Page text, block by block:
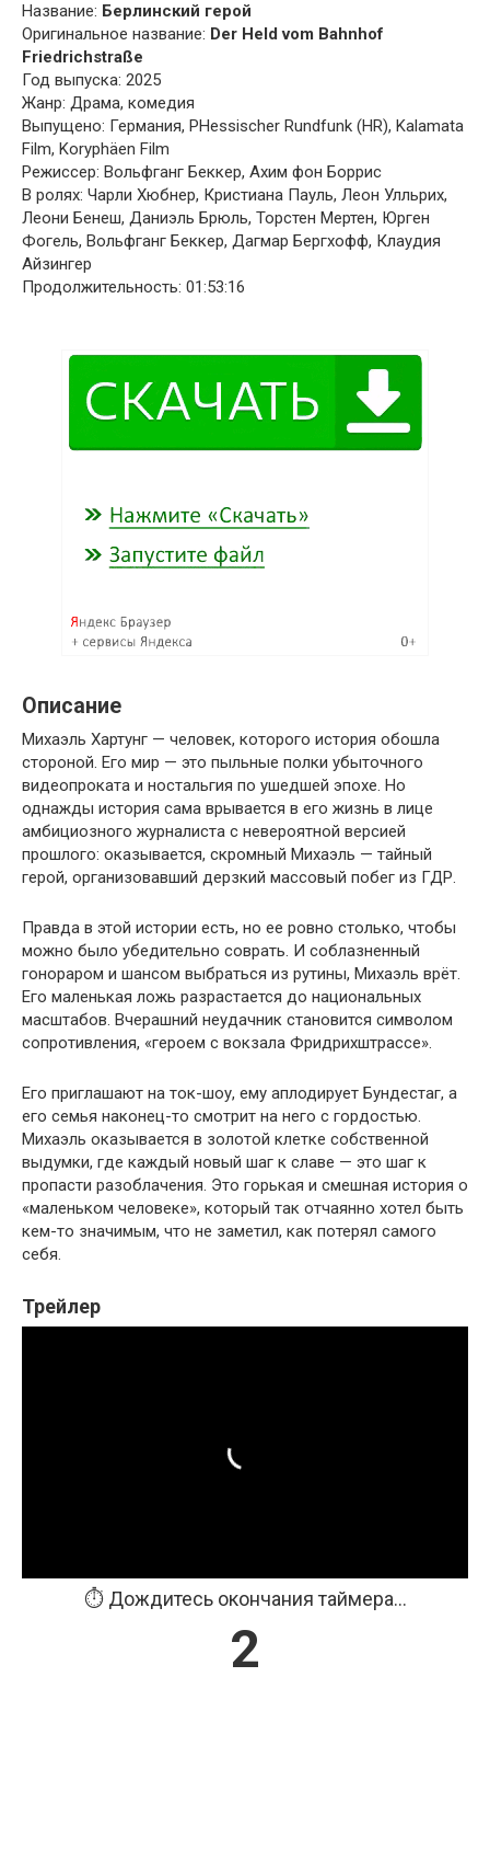
Название: Берлинский герой
Оригинальное название: Der Held vom Bahnhof
Friedrichstraße
Год выпуска: 2025
Жанр: Драма, комедия
Выпущено: Германия, PHessischer Rundfunk (HR), Kalamata
Film, Koryphäen Film
Режиссер: Вольфганг Беккер, Ахим фон Боррис
В ролях: Чарли Хюбнер, Кристиана Пауль, Леон Улльрих,
Леони Бенеш, Даниэль Брюль, Торстен Мертен, Юрген
Фогель, Вольфганг Беккер, Дагмар Бергхофф, Клаудия
Айзингер
Продолжительность: 01:53:16
Описание
Михаэль Хартунг — человек, которого история обошла
стороной. Его мир — это пыльные полки убыточного
видеопроката и ностальгия по ушедшей эпохе. Но
однажды история сама врывается в его жизнь в лице
амбициозного журналиста с невероятной версией
прошлого: оказывается, скромный Михаэль — тайный
герой, организовавший дерзкий массовый побег из ГДР.
Правда в этой истории есть, но ее ровно столько, чтобы
можно было убедительно соврать. И соблазненный
гонораром и шансом выбраться из рутины, Михаэль врёт.
Его маленькая ложь разрастается до национальных
масштабов. Вчерашний неудачник становится символом
сопротивления, «героем с вокзала Фридрихштрассе».
Его приглашают на ток-шоу, ему аплодирует Бундестаг, а
его семья наконец-то смотрит на него с гордостью.
Михаэль оказывается в золотой клетке собственной
выдумки, где каждый новый шаг к славе — это шаг к
пропасти разоблачения. Это горькая и смешная история о
«маленьком человеке», который так отчаянно хотел быть
кем-то значимым, что не заметил, как потерял самого
себя.
Трейлер
⏱️ Дождитесь окончания таймера...
2